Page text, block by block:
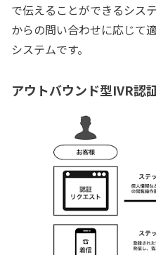
で伝えることができるシス
からの問い合わせに応じて
システムです。
アウトバウンド型IVR認